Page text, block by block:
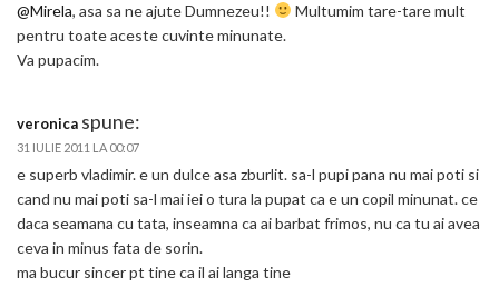
@Mirela, asa sa ne ajute Dumnezeu!!
Multumim tare-tare mult
pentru toate aceste cuvinte minunate.
Va pupacim.
veronica spune:
31 IULIE 2011 LA 00:07
e superb vladimir. e un dulce asa zburlit. sa-l pupi pana nu mai poti si
cand nu mai poti sa-l mai iei o tura la pupat ca e un copil minunat. ce
daca seamana cu tata, inseamna ca ai barbat frimos, nu ca tu ai avea
ceva in minus fata de sorin.
ma bucur sincer pt tine ca il ai langa tine